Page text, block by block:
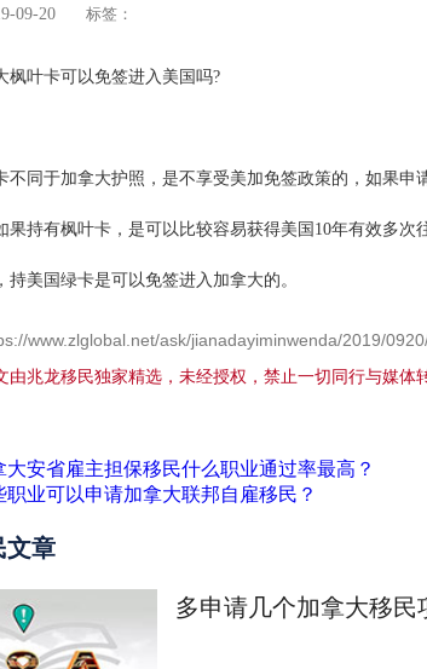
09-20 标签：
枫叶卡可以免签进入美国吗?
不同于加拿大护照，是不享受美加免签政策的，如果
果持有枫叶卡，是可以比较容易获得美国10年有效多次
持美国绿卡是可以免签进入加拿大的。
www.zlglobal.net/ask/jianadayiminwenda/2019/
由兆龙移民独家精选，未经授权，禁止一切同行与媒体
大安省雇主担保移民什么职业通过率最高？
职业可以申请加拿大联邦自雇移民？
文章
多申请几个加拿大移